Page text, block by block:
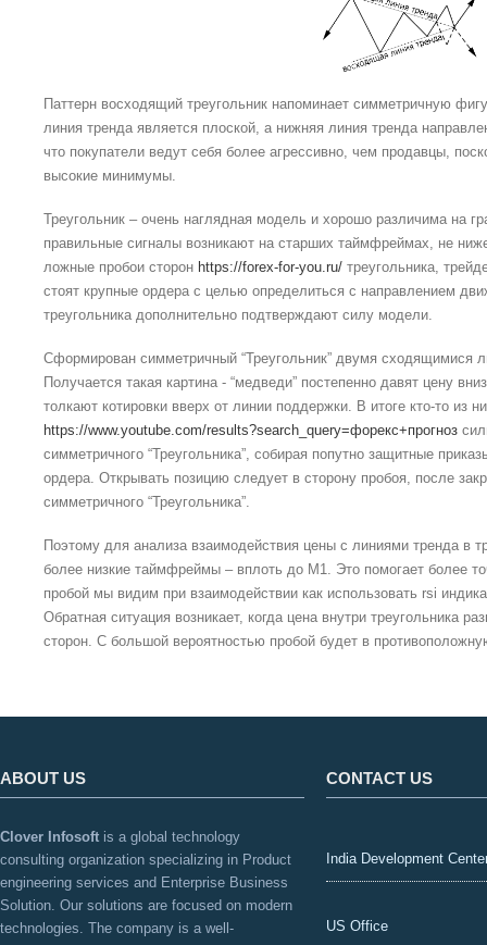
Паттерн восходящий треугольник напоминает симметричную
линия тренда является плоской, а нижняя линия тренда
что покупатели ведут себя более агрессивно, чем продавцы,
высокие минимумы.
Треугольник – очень наглядная модель и хорошо различима на
правильные сигналы возникают на старших таймфреймах, не
ложные пробои сторон https://forex-for-you.ru/ треугольника,
стоят крупные ордера с целью определиться с направлением
треугольника дополнительно подтверждают силу модели.
Сформирован симметричный “Треугольник” двумя сходящимися
Получается такая картина - “медведи” постепенно давят цену
толкают котировки вверх от линии поддержки. В итоге кто-то из
https://www.youtube.com/results?search_query=форекс+прогноз
симметричного “Треугольника”, собирая попутно защитные
ордера. Открывать позицию следует в сторону пробоя, после
симметричного “Треугольника”.
Поэтому для анализа взаимодействия цены с линиями тренда в
более низкие таймфреймы – вплоть до М1. Это помогает более
пробой мы видим при взаимодействии как использовать rsi
Обратная ситуация возникает, когда цена внутри треугольника
сторон. С большой вероятностью пробой будет в
ABOUT US
Clover Infosoft is a global technology
consulting organization specializing in Product
engineering services and Enterprise Business
Solution. Our solutions are focused on modern
technologies. The company is a well-
CONTACT US
India Development
US Office